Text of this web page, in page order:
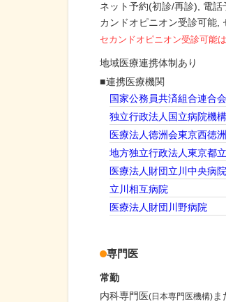
ネット予約(初診/再診) 電話
カンドオピニオン受診可能
セカンドオピニオン受診可能
地域医療連携体制あり
連携医療機関
国家公務員共済組合連合
独立行政法人国立病院機
医療法人徳洲会東京西徳
地方独立行政法人東京都
医療法人財団立川中央病院
立川相互病院
医療法人財団川野病院
専門医
常勤
内科専門医(日本専門医機構)